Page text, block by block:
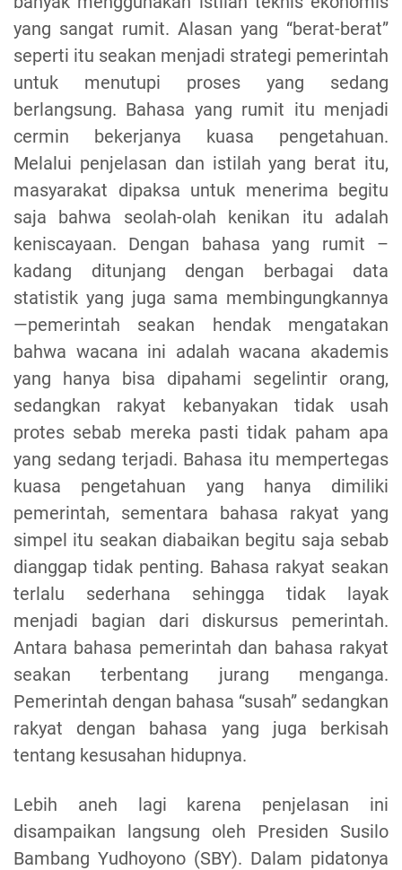
yang sangat rumit. Alasan yang “berat-berat”
seperti itu seakan menjadi strategi pemerintah
untuk menutupi proses yang sedang
berlangsung. Bahasa yang rumit itu menjadi
cermin bekerjanya kuasa pengetahuan.
Melalui penjelasan dan istilah yang berat itu,
masyarakat dipaksa untuk menerima begitu
saja bahwa seolah-olah kenikan itu adalah
keniscayaan. Dengan bahasa yang rumit –
kadang ditunjang dengan berbagai data
statistik yang juga sama membingungkannya
—pemerintah seakan hendak mengatakan
bahwa wacana ini adalah wacana akademis
yang hanya bisa dipahami segelintir orang,
sedangkan rakyat kebanyakan tidak usah
protes sebab mereka pasti tidak paham apa
yang sedang terjadi. Bahasa itu mempertegas
kuasa pengetahuan yang hanya dimiliki
pemerintah, sementara bahasa rakyat yang
simpel itu seakan diabaikan begitu saja sebab
dianggap tidak penting. Bahasa rakyat seakan
terlalu sederhana sehingga tidak layak
menjadi bagian dari diskursus pemerintah.
Antara bahasa pemerintah dan bahasa rakyat
seakan terbentang jurang menganga.
Pemerintah dengan bahasa “susah” sedangkan
rakyat dengan bahasa yang juga berkisah
tentang kesusahan hidupnya.
Lebih aneh lagi karena penjelasan ini
disampaikan langsung oleh Presiden Susilo
Bambang Yudhoyono (SBY). Dalam pidatonya